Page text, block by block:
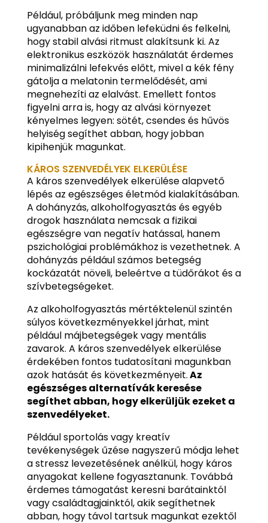
Például, próbáljunk meg minden nap
ugyanabban az időben lefeküdni és felkelni,
hogy stabil alvási ritmust alakítsunk ki. Az
elektronikus eszközök használatát érdemes
minimalizálni lefekvés előtt, mivel a kék fény
gátolja a melatonin termelődését, ami
megnehezíti az elalvást. Emellett fontos
figyelni arra is, hogy az alvási környezet
kényelmes legyen: sötét, csendes és hűvös
helyiség segíthet abban, hogy jobban
kipihenjük magunkat.
KÁROS SZENVEDÉLYEK ELKERÜLÉSE
A káros szenvedélyek elkerülése alapvető
lépés az egészséges életmód kialakításában.
A dohányzás, alkoholfogyasztás és egyéb
drogok használata nemcsak a fizikai
egészségre van negatív hatással, hanem
pszichológiai problémákhoz is vezethetnek. A
dohányzás például számos betegség
kockázatát növeli, beleértve a tüdőrákot és a
szívbetegségeket.
Az alkoholfogyasztás mértéktelenül szintén
súlyos következményekkel járhat, mint
például májbetegségek vagy mentális
zavarok. A káros szenvedélyek elkerülése
érdekében fontos tudatosítani magunkban
azok hatását és következményeit.Az
egészséges alternatívák keresése
segíthet abban, hogy elkerüljük ezeket a
szenvedélyeket.
Például sportolás vagy kreatív
tevékenységek űzése nagyszerű módja lehet
a stressz levezetésének anélkül, hogy káros
anyagokat kellene fogyasztanunk. Továbbá
érdemes támogatást keresni barátainktól
vagy családtagjainktól, akik segíthetnek
abban, hogy távol tartsuk magunkat ezektől